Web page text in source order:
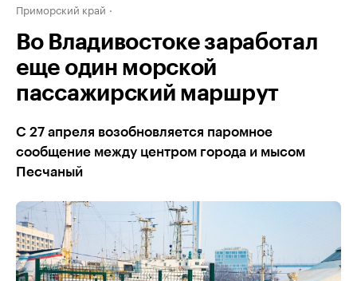
Приморский край
Во Владивостоке заработал
еще один морской
пассажирский маршрут
С 27 апреля возобновляется паромное
сообщение между центром города и мысом
Песчаный